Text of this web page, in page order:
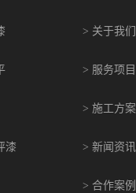
漆
> 关于我们
> 服务项目
> 施工方案
> 新闻资讯
> 合作案例